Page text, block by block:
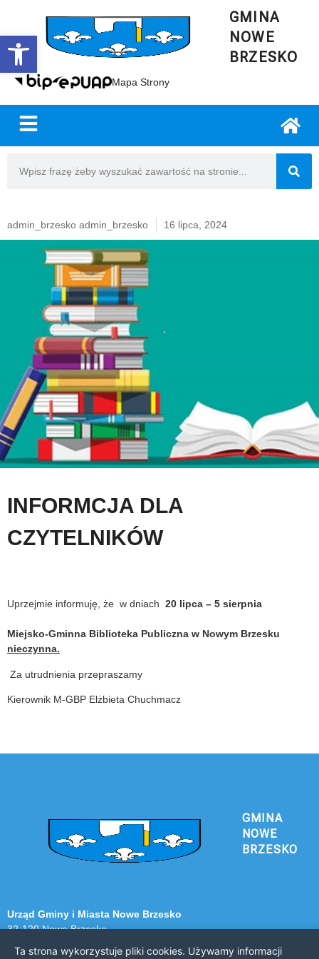
Open toolbar
GMINA
NOWE
BRZESKO
Mapa Strony
admin_brzesko admin_brzesko 16 lipca, 2024
INFORMCJA DLA
CZYTELNIKÓW
Uprzejmie informuję, że w dniach 20 lipca – 5 sierpnia
Miejsko-Gminna Biblioteka Publiczna w Nowym Brzesku
nieczynna.
Za utrudnienia przepraszamy
Kierownik M-GBP Elżbieta Chuchmacz
GMINA
NOWE
BRZESKO
Urząd Gminy i Miasta Nowe Brzesko
32-120 Nowe Brzesko
Ta strona wykorzystuje pliki cookies. Używamy informacji